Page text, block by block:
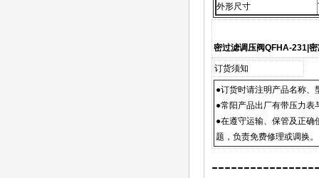
外形尺寸
密过滤调压阀QFHA-231|
订货须知
●订货时请注明产品名称、
●常阳产品出厂有带压力表
●在遵守运输、保管及正确
题，负责免费修理或调换。